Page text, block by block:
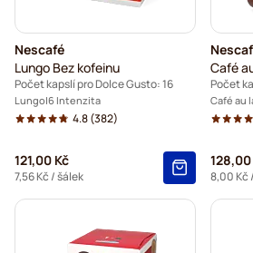
Nescafé
Lungo Bez kofeinu
Počet kapslí pro Dolce Gusto: 16
Lungo 6 Intenzita
4.8(382)
121,00 Kč
7,56 Kč / šálek
Café
Počet
Café au
128,00
8,00 Kč